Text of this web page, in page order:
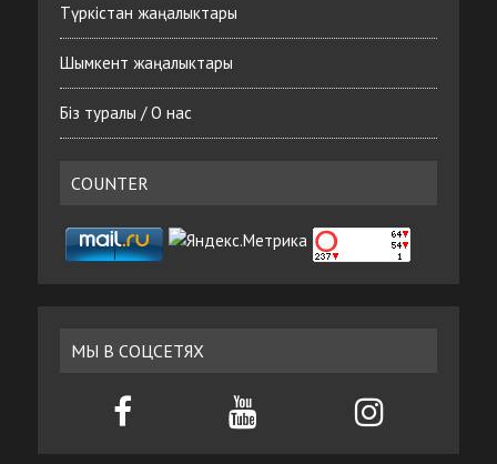
Түркістан жаңалыктары
Шымкент жаңалыктары
Біз туралы / О нас
COUNTER
МЫ В СОЦСЕТЯХ